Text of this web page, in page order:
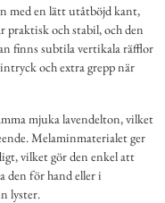
med en lätt utåtböjd kant,
praktisk och stabil, och den
finns subtila vertikala räfflor
och extra grepp när
mjuka lavendelton, vilket
Melaminmaterialet ger
vilket gör den enkel att
den för hand eller i
lyster.